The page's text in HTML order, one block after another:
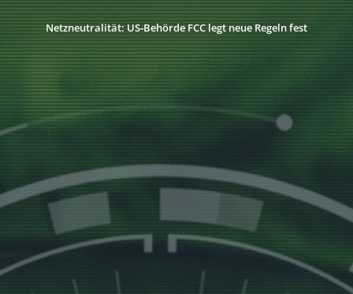
Netzneutralität: US‑Behörde FCC legt neue Regeln fest